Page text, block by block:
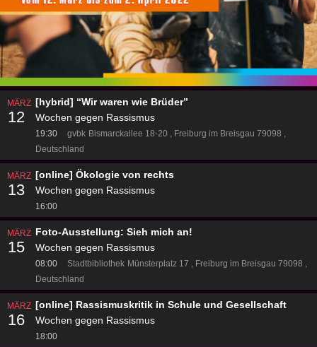
MÄRZ
12
[hybrid] “Wir waren wie Brüder”
Wochen gegen Rassismus
19:30 gvbk Bismarckallee 18-20
Freiburg im Breisgau 79098
Deutschland
MÄRZ
13
[online] Ökologie von rechts
Wochen gegen Rassismus
16:00
MÄRZ
15
Foto-Ausstellung: Sieh mich an!
Wochen gegen Rassismus
08:00 Stadtbibliothek Münsterplatz 17
Freiburg im Breisgau 79098
Deutschland
MÄRZ
16
[online] Rassismuskritik in Schule und Gesellschaft
Wochen gegen Rassismus
18:00